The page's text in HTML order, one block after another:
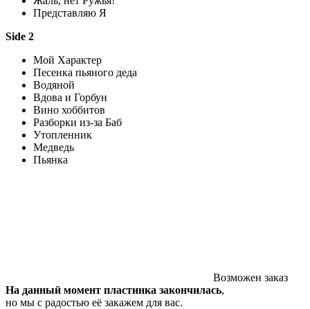
Представляю Я
Side 2
Мой Характер
Песенка пьяного деда
Водяной
Вдова и Горбун
Вино хоббитов
Разборки из-за Баб
Утопленник
Медведь
Пьянка
Возможен заказ
На данный момент пластинка закончилась,
но мы с радостью её закажем для вас.